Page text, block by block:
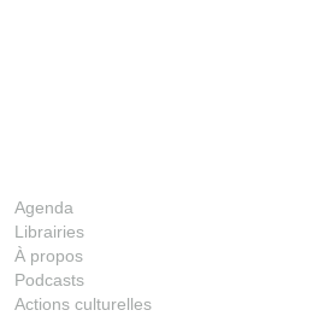
Agenda
Librairies
À propos
Podcasts
Actions culturelles